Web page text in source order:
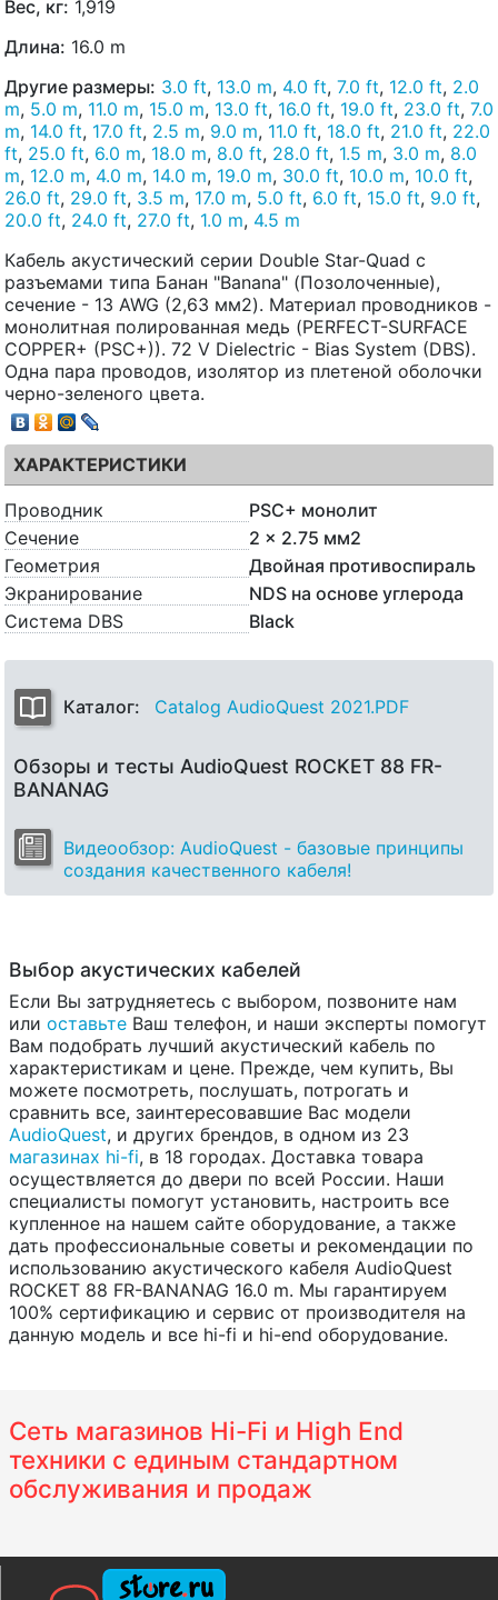
Вес, кг: 1,919
Длина: 16.0 m
Другие размеры: 3.0 ft, 13.0 m, 4.0 ft, 7.0 ft, 12.0 ft, 2.0
m, 5.0 m, 11.0 m, 15.0 m, 13.0 ft, 16.0 ft, 19.0 ft, 23.0 ft, 7.0
m, 14.0 ft, 17.0 ft, 2.5 m, 9.0 m, 11.0 ft, 18.0 ft, 21.0 ft, 22.0
ft, 25.0 ft, 6.0 m, 18.0 m, 8.0 ft, 28.0 ft, 1.5 m, 3.0 m, 8.0
m, 12.0 m, 4.0 m, 14.0 m, 19.0 m, 30.0 ft, 10.0 m, 10.0 ft,
26.0 ft, 29.0 ft, 3.5 m, 17.0 m, 5.0 ft, 6.0 ft, 15.0 ft, 9.0 ft,
20.0 ft, 24.0 ft, 27.0 ft, 1.0 m, 4.5 m
Кабель акустический серии Double Star-Quad с
разъемами типа Банан "Banana" (Позолоченные),
сечение - 13 AWG (2,63 мм2). Материал проводников -
монолитная полированная медь (PERFECT-SURFACE
COPPER+ (PSC+)). 72 V Dielectric - Bias System (DBS).
Одна пара проводов, изолятор из плетеной оболочки
черно-зеленого цвета.
ХАРАКТЕРИСТИКИ
Проводник
PSC+ монолит
Сечение
2 x 2.75 мм2
Геометрия
Двойная противоспираль
Экранирование
NDS на основе углерода
Система DBS
Black
Каталог: Catalog AudioQuest 2021.PDF
Обзоры и тесты AudioQuest ROCKET 88 FR-
BANANAG
Видеообзор: AudioQuest - базовые принципы
создания качественного кабеля!
Выбор акустических кабелей
Если Вы затрудняетесь с выбором, позвоните нам
или оставьте Ваш телефон, и наши эксперты помогут
Вам подобрать лучший акустический кабель по
характеристикам и цене. Прежде, чем купить, Вы
можете посмотреть, послушать, потрогать и
сравнить все, заинтересовавшие Вас модели
AudioQuest, и других брендов, в одном из 23
магазинах hi-fi, в 18 городах. Доставка товара
осуществляется до двери по всей России. Наши
специалисты помогут установить, настроить все
купленное на нашем сайте оборудование, а также
дать профессиональные советы и рекомендации по
использованию акустического кабеля AudioQuest
ROCKET 88 FR-BANANAG 16.0 m. Мы гарантируем
100% сертификацию и сервис от производителя на
данную модель и все hi-fi и hi-end оборудование.
Сеть магазинов Hi-Fi и High End
техники с единым стандартном
обслуживания и продаж